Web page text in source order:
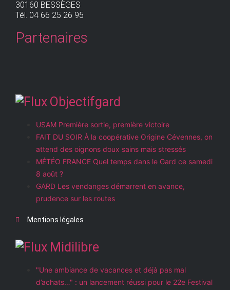
30160 BESSÈGES
Tél. 04 66 25 26 95
Partenaires
Objectifgard
USAM Première sortie, première victoire
FAIT DU SOIR À la coopérative Origine Cévennes, on
attend des oignons doux sains mais stressés
MÉTÉO FRANCE Quel temps dans le Gard ce samedi
8 août ?
GARD Les vendanges démarrent en avance,
prudence sur les routes
Mentions légales
Midilibre
"Une ambiance de vacances et déjà pas mal
d’achats…" : un lancement réussi pour le 22e Festival